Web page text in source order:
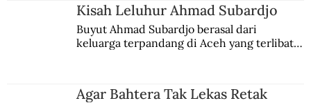
Kisah Leluhur Ahmad Subardjo
Buyut Ahmad Subardjo berasal dari
keluarga terpandang di Aceh yang terlibat
Agar Bahtera Tak Lekas Retak